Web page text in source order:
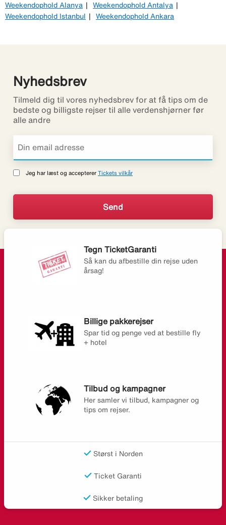
Weekendophold Alanya
Weekendophold Antalya
Weekendophold Istanbul
Weekendophold Ankara
Nyhedsbrev
Tilmeld dig til vores nyhedsbrev for at få tips om de
bedste og billigste rejser til alle verdenshjørner før
alle andre
Jeg har læst og accepterer Tickets vilkår
Tegn TicketGaranti
Så kan du afbestille din rejse uden
årsag!
Billige pakkerejser
Spar tid og penge ved at bestille fly
+ hotel
Tilbud og kampagner
Her samler vi tilbud, kampagner og
tips om rejser.
Størst i Norden
Ticket Garanti
Sikker betaling